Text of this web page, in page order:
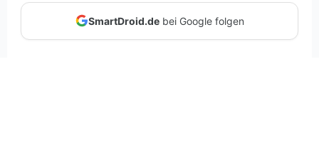
SmartDroid.debei Google folgen